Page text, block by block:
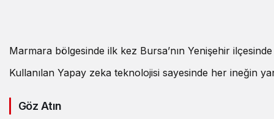
Marmara bölgesinde ilk kez Bursa’nın Yenişehir
Kullanılan Yapay zeka teknolojisi sayesinde her ineğin
Göz Atın